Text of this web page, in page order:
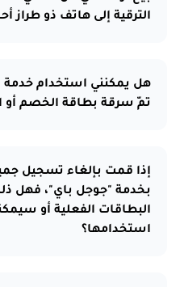
الترقية إلى هاتف ذو طراز
هل يمكنني استخدام خدمة
تمّ سرقة بطاقة الخصم أو
إذا قمت بإلغاء تسجيل
بخدمة "جوجل باي"، فهل
البطاقات الفعلية أو
استخدامها؟